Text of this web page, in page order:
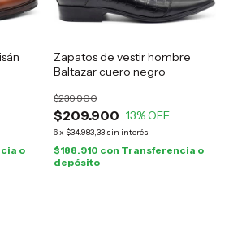
o
Zapatos de vestir hombre
Baltazar cuero negro
$209.900
$239.900
13% OFF
6x $34.983,33 sin interés
$188.910 con Transferencia o
depósito